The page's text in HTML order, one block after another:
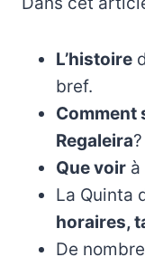
L’histoire
bref.
Comment
Regaleira?
Que voir à
La Quinta
horaires,
De